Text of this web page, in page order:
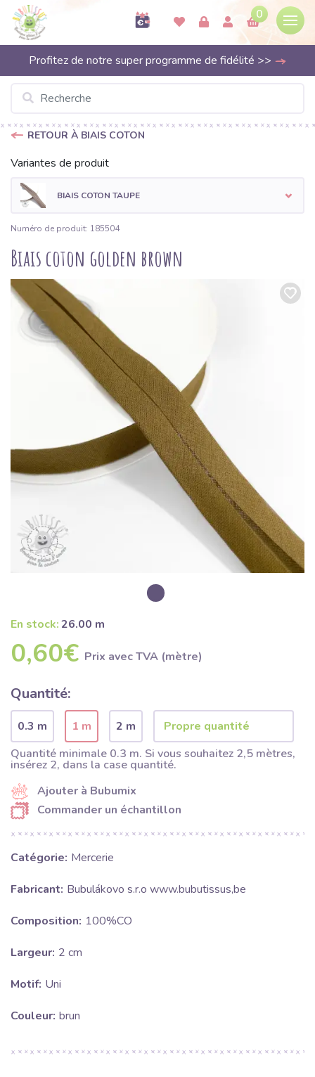
0
Profitez de notre super programme de fidélité >>
RETOUR À BIAIS COTON
Variantes de produit
BIAIS COTON TAUPE
Numéro de produit: 185504
Biais coton golden brown
En stock:26.00 m
0,60€ Prix ​​avec TVA (mètre)
Quantité:
0.3 m 1 m
2 m
Quantité minimale 0.3 m. Si vous souhaitez 2,5 mètres,
insérez 2, dans la case quantité.
Ajouter à Bubumix
Commander un échantillon
Catégorie: Mercerie
Fabricant: Bubulákovo s.r.o www.bubutissus,be
Composition: 100%CO
Largeur: 2 cm
Motif: Uni
Couleur: brun